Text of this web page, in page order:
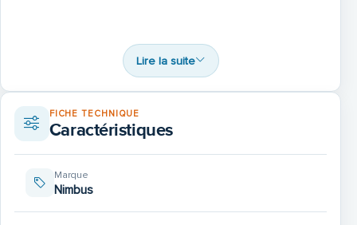
Camperverdeck Beige - beige
Lire la suite
FICHE TECHNIQUE
Caractéristiques
Marque
Nimbus